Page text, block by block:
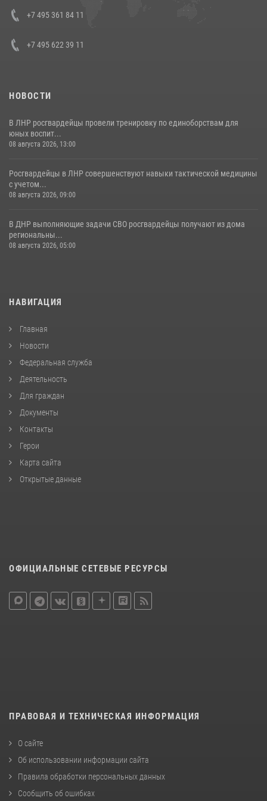
Кавказском федеральном округе Виталием Кузнецовым
+7 495 361 84 11
+7 495 622 39 11
НОВОСТИ
В ЛНР росгвардейцы провели тренировку по единоборствам для
юных воспит...
08 августа 2026, 13:00
Росгвардейцы в ЛНР совершенствуют навыки тактической медицины
с учетом...
08 августа 2026, 09:00
В ДНР выполняющие задачи СВО росгвардейцы получают из дома
региональны...
08 августа 2026, 05:00
НАВИГАЦИЯ
Главная
Новости
Федеральная служба
Деятельность
Для граждан
Документы
Контакты
Герои
Карта сайта
Открытые данные
ОФИЦИАЛЬНЫЕ СЕТЕВЫЕ РЕСУРСЫ
ПРАВОВАЯ И ТЕХНИЧЕСКАЯ ИНФОРМАЦИЯ
О сайте
Об использовании информации сайта
Правила обработки персональных данных
Сообщить об ошибках